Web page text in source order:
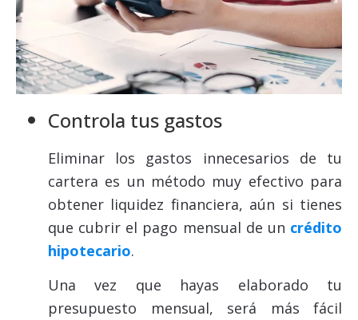
Controla tus gastos
Eliminar los gastos innecesarios de tu
cartera es un método muy efectivo para
obtener liquidez financiera, aún si tienes
que cubrir el pago mensual de un crédito
hipotecario.
Una vez que hayas elaborado tu
presupuesto mensual, será más fácil